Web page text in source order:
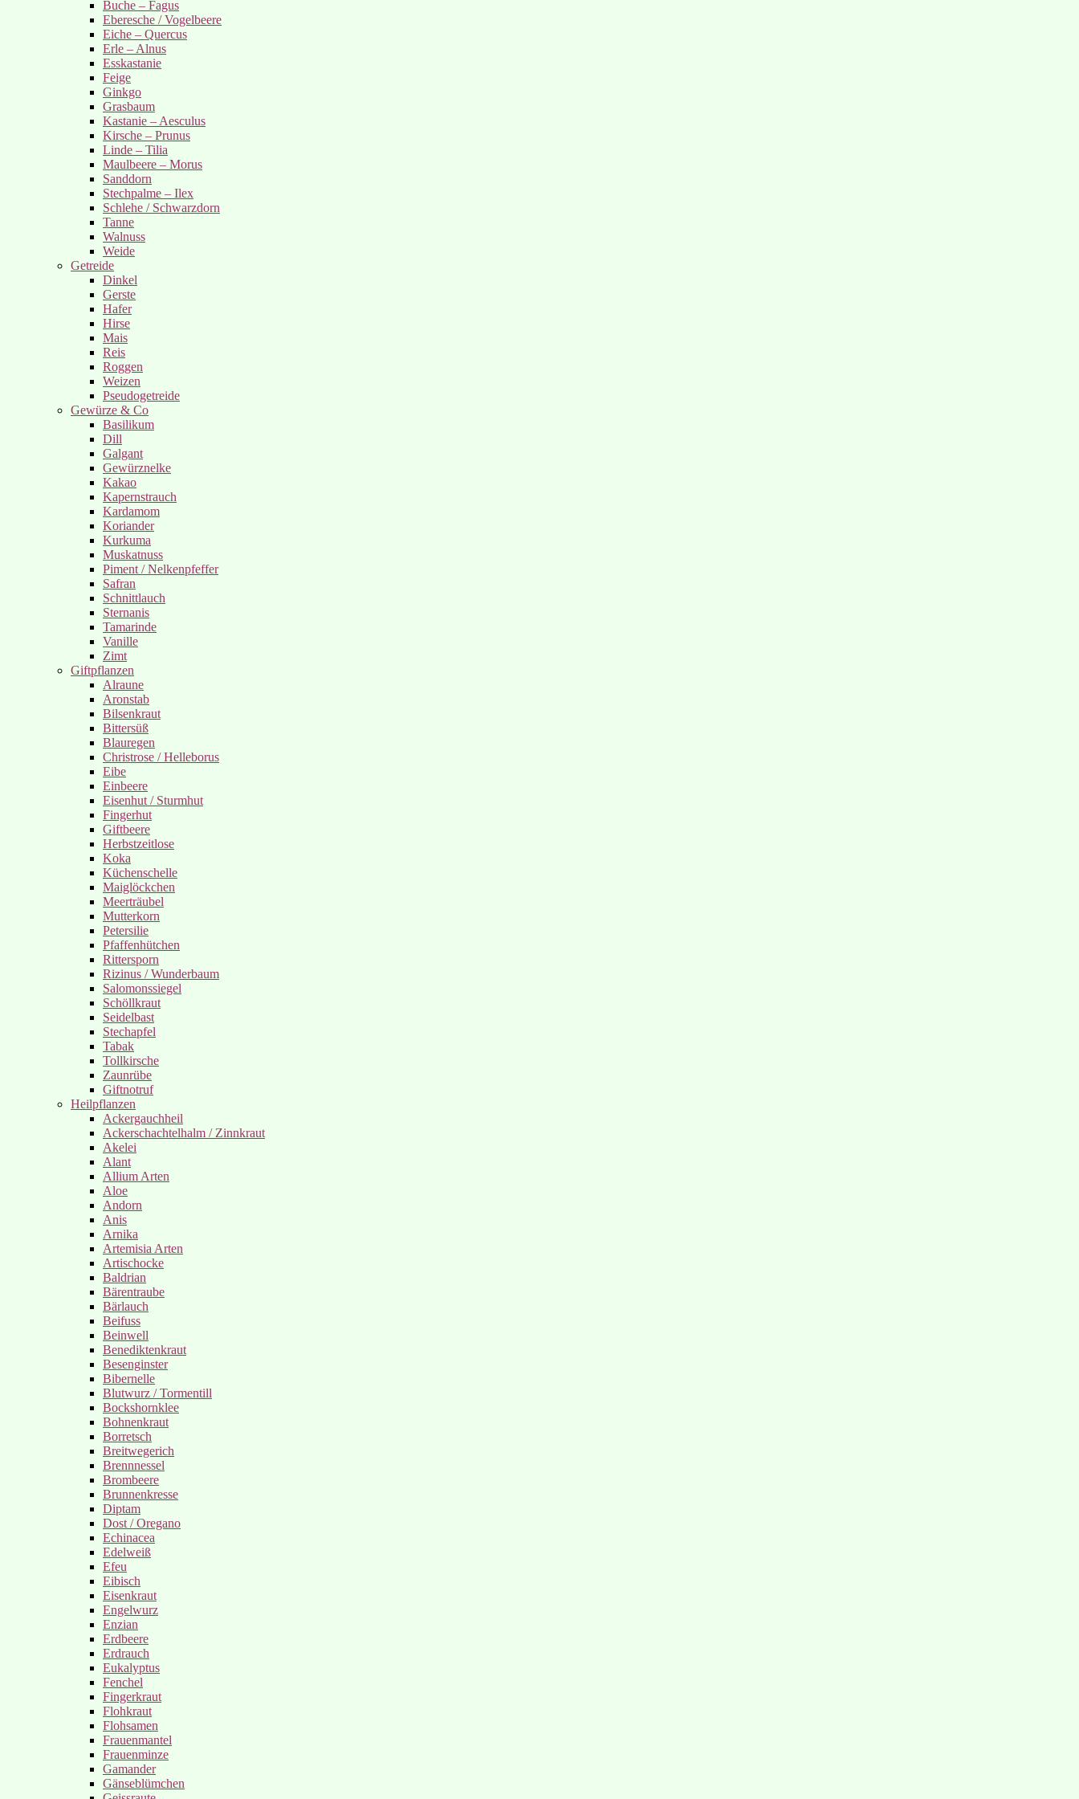
Buche – Fagus
Eberesche / Vogelbeere
Eiche – Quercus
Erle – Alnus
Esskastanie
Feige
Ginkgo
Grasbaum
Kastanie – Aesculus
Kirsche – Prunus
Linde – Tilia
Maulbeere – Morus
Sanddorn
Stechpalme – Ilex
Schlehe / Schwarzdorn
Tanne
Walnuss
Weide
Getreide
Dinkel
Gerste
Hafer
Hirse
Mais
Reis
Roggen
Weizen
Pseudogetreide
Gewürze & Co
Basilikum
Dill
Galgant
Gewürznelke
Kakao
Kapernstrauch
Kardamom
Koriander
Kurkuma
Muskatnuss
Piment / Nelkenpfeffer
Safran
Schnittlauch
Sternanis
Tamarinde
Vanille
Zimt
Giftpflanzen
Alraune
Aronstab
Bilsenkraut
Bittersüß
Blauregen
Christrose / Helleborus
Eibe
Einbeere
Eisenhut / Sturmhut
Fingerhut
Giftbeere
Herbstzeitlose
Koka
Küchenschelle
Maiglöckchen
Meerträubel
Mutterkorn
Petersilie
Pfaffenhütchen
Rittersporn
Rizinus / Wunderbaum
Salomonssiegel
Schöllkraut
Seidelbast
Stechapfel
Tabak
Tollkirsche
Zaunrübe
Giftnotruf
Heilpflanzen
Ackergauchheil
Ackerschachtelhalm / Zinnkraut
Akelei
Alant
Allium Arten
Aloe
Andorn
Anis
Arnika
Artemisia Arten
Artischocke
Baldrian
Bärentraube
Bärlauch
Beifuss
Beinwell
Benediktenkraut
Besenginster
Bibernelle
Blutwurz / Tormentill
Bockshornklee
Bohnenkraut
Borretsch
Breitwegerich
Brennnessel
Brombeere
Brunnenkresse
Diptam
Dost / Oregano
Echinacea
Edelweiß
Efeu
Eibisch
Eisenkraut
Engelwurz
Enzian
Erdbeere
Erdrauch
Eukalyptus
Fenchel
Fingerkraut
Flohkraut
Flohsamen
Frauenmantel
Frauenminze
Gamander
Gänseblümchen